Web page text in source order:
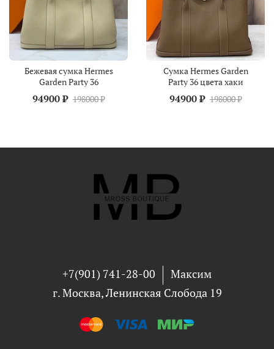
Бежевая сумка Hermes
Garden Party 36
94900 ₽ 198000 ₽
Сумка Hermes Garden
Party 36 цвета хаки
94900 ₽ 198000 ₽
+7(901) 741-28-00
Максим
г. Москва, Ленинская Слобода 19